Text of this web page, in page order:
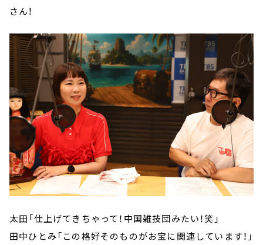
さん！
太田「仕上げてきちゃって！中国雑技団みたい！笑」
田中ひとみ「この格好そのものがお宝に関連しています！」